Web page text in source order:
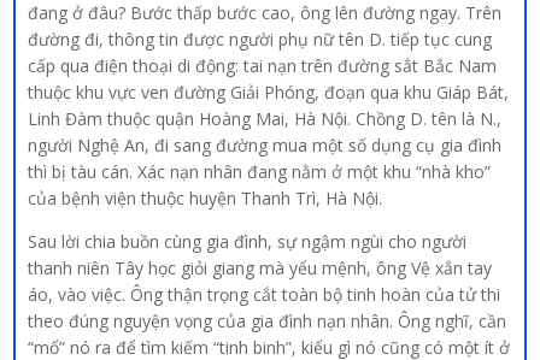
đang ở đâu? Bước thấp bước cao, ông lên đường ngay. Trên
đường đi, thông tin được người phụ nữ tên D. tiếp tục cung
cấp qua điện thoại di động: tai nạn trên đường sắt Bắc Nam
thuộc khu vực ven đường Giải Phóng, đoạn qua khu Giáp Bát,
Linh Đàm thuộc quận Hoàng Mai, Hà Nội. Chồng D. tên là N.,
người Nghệ An, đi sang đường mua một số dụng cụ gia đình
thì bị tàu cán. Xác nạn nhân đang nằm ở một khu “nhà kho”
của bệnh viện thuộc huyện Thanh Trì, Hà Nội.
Sau lời chia buồn cùng gia đình, sự ngậm ngùi cho người
thanh niên Tây học giỏi giang mà yểu mệnh, ông Vệ xắn tay
áo, vào việc. Ông thận trọng cắt toàn bộ tinh hoàn của tử thi
theo đúng nguyện vọng của gia đình nạn nhân. Ông nghĩ, cần
“mổ” nó ra để tìm kiếm “tinh binh”, kiểu gì nó cũng có một ít ở